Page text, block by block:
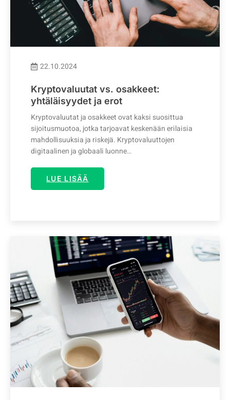
22.10.2024
Kryptovaluutat vs. osakkeet:
yhtäläisyydet ja erot
Kryptovaluutat ja osakkeet ovat kaksi suosittua
sijoitusmuotoa, jotka tarjoavat keskenään erilaisia
mahdollisuuksia ja riskejä. Kryptovaluuttojen
digitaalinen ja globaali luonne…
LUE LISÄÄ